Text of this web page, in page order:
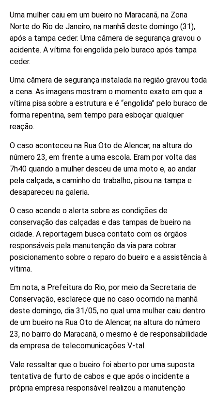
Uma mulher caiu em um bueiro no Maracanã, na Zona
Norte do Rio de Janeiro, na manhã deste domingo (31),
após a tampa ceder. Uma câmera de segurança gravou o
acidente. A vítima foi engolida pelo buraco após tampa
ceder.
Uma câmera de segurança instalada na região gravou toda
a cena. As imagens mostram o momento exato em que a
vítima pisa sobre a estrutura e é “engolida” pelo buraco de
forma repentina, sem tempo para esboçar qualquer
reação.
O caso aconteceu na Rua Oto de Alencar, na altura do
número 23, em frente a uma escola. Eram por volta das
7h40 quando a mulher desceu de uma moto e, ao andar
pela calçada, a caminho do trabalho, pisou na tampa e
desapareceu na galeria.
O caso acende o alerta sobre as condições de
conservação das calçadas e das tampas de bueiro na
cidade. A reportagem busca contato com os órgãos
responsáveis pela manutenção da via para cobrar
posicionamento sobre o reparo do bueiro e a assistência à
vítima.
Em nota, a Prefeitura do Rio, por meio da Secretaria de
Conservação, esclarece que no caso ocorrido na manhã
deste domingo, dia 31/05, no qual uma mulher caiu dentro
de um bueiro na Rua Oto de Alencar, na altura do número
23, no bairro do Maracanã, o mesmo é de responsabilidade
da empresa de telecomunicações V-tal.
Vale ressaltar que o bueiro foi aberto por uma suposta
tentativa de furto de cabos e que após o incidente a
própria empresa responsável realizou a manutenção